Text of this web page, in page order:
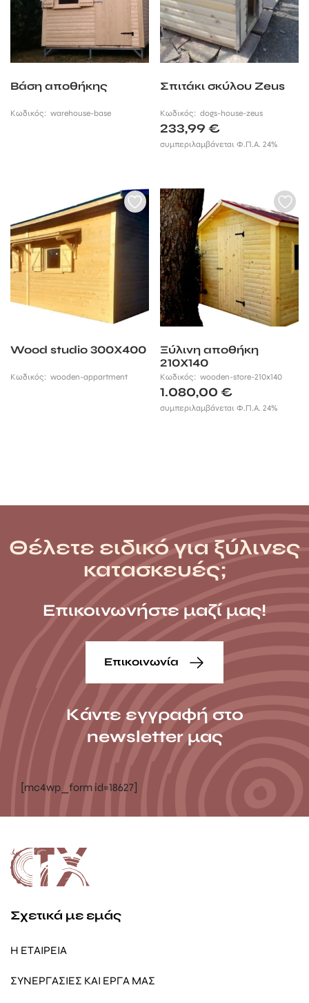
Βάση αποθήκης
Κωδικός: warehouse-base
Σπιτάκι σκύλου Zeus
Κωδικός:dogs-house-zeus
233,99€
συμπεριλαμβάνεται Φ.Π.Α. 24%
Wood studio 300Χ400
Κωδικός: wooden-appartment
Ξύλινη αποθήκη
210Χ140
Κωδικός:wooden-store-210x140
1.080,00€
συμπεριλαμβάνεται Φ.Π.Α. 24%
Θέλετε ειδικό για ξύλινες
κατασκευές;
Επικοινωνήστε μαζί μας!
Επικοινωνία
Κάντε εγγραφή στο
newsletter μας
[mc4wp_form id=18627]
Σχετικά με εμάς
Η ΕΤΑΙΡΕΙΑ
ΣΥΝΕΡΓΑΣΙΕΣ ΚΑΙ ΕΡΓΑ ΜΑΣ